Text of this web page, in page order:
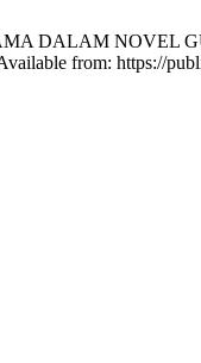
DALAM NOVEL
from: https://